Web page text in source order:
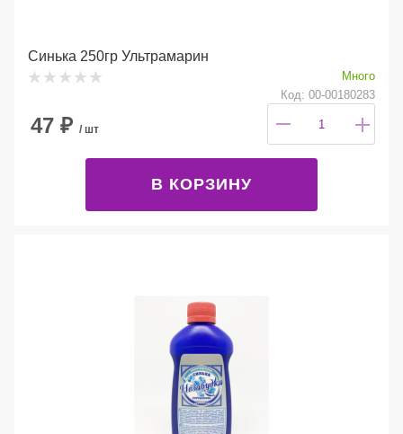
Синька 250гр Ультрамарин
Много
Код: 00-00180283
47 ₽ / шт
В КОРЗИНУ